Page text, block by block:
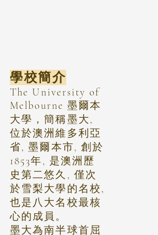
學校簡介
The University of
Melbourne 墨爾本
大學，簡稱墨大,
位於澳洲維多利亞
省, 墨爾本市, 創於
1853年, 是澳洲歷
史第二悠久, 僅次
於雪梨大學的名校,
也是八大名校最核
心的成員。
墨大為南半球首屈